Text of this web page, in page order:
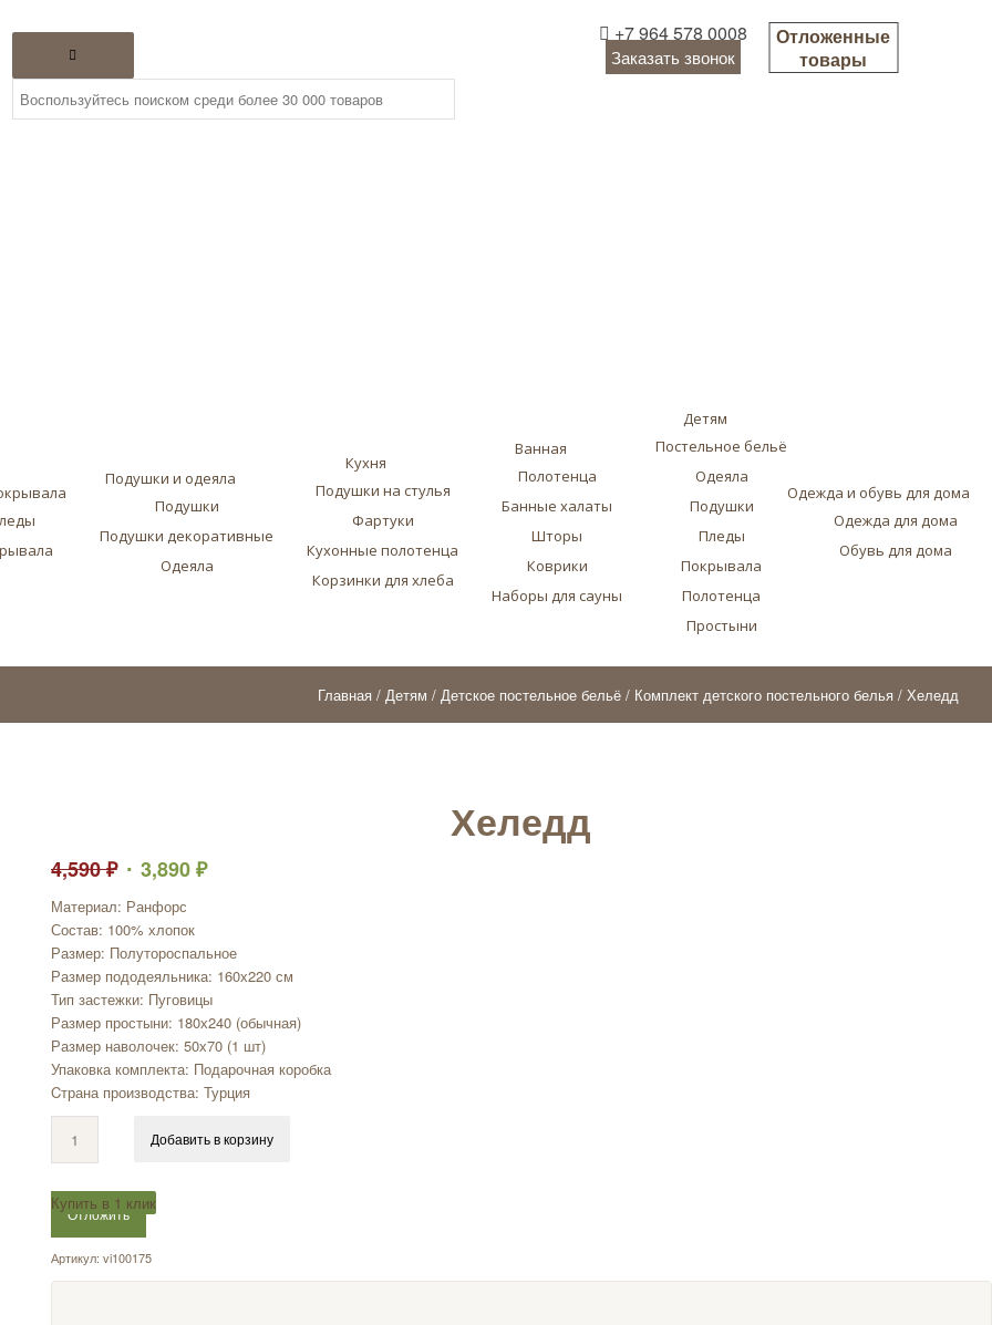
+7 964 578 0008
Заказать звонок
Отложенные
товары
Подушки и одеяла
Подушки
Подушки декоративные
Одеяла
Кухня
Подушки на стулья
Фартуки
Кухонные полотенца
Корзинки для хлеба
Ванная
Полотенца
Банные халаты
Шторы
Коврики
Наборы для сауны
Детям
Постельное бельё
Одеяла
Подушки
Пледы
Покрывала
Полотенца
Простыни
Одежда и обувь для дома
Одежда для дома
Обувь для дома
Главная / Детям / Детское постельное бельё / Комплект детского постельного белья / Хеледд
Хеледд
4,590₽ 3,890₽
Материал: Ранфорс
Состав: 100% хлопок
Размер: Полутороспальное
Размер пододеяльника: 160х220 см
Тип застежки: Пуговицы
Размер простыни: 180х240 (обычная)
Размер наволочек: 50х70 (1 шт)
Упаковка комплекта: Подарочная коробка
Cтрана производства: Турция
Добавить в корзину
Купить в 1 клик
Отложить
Артикул: vi100175